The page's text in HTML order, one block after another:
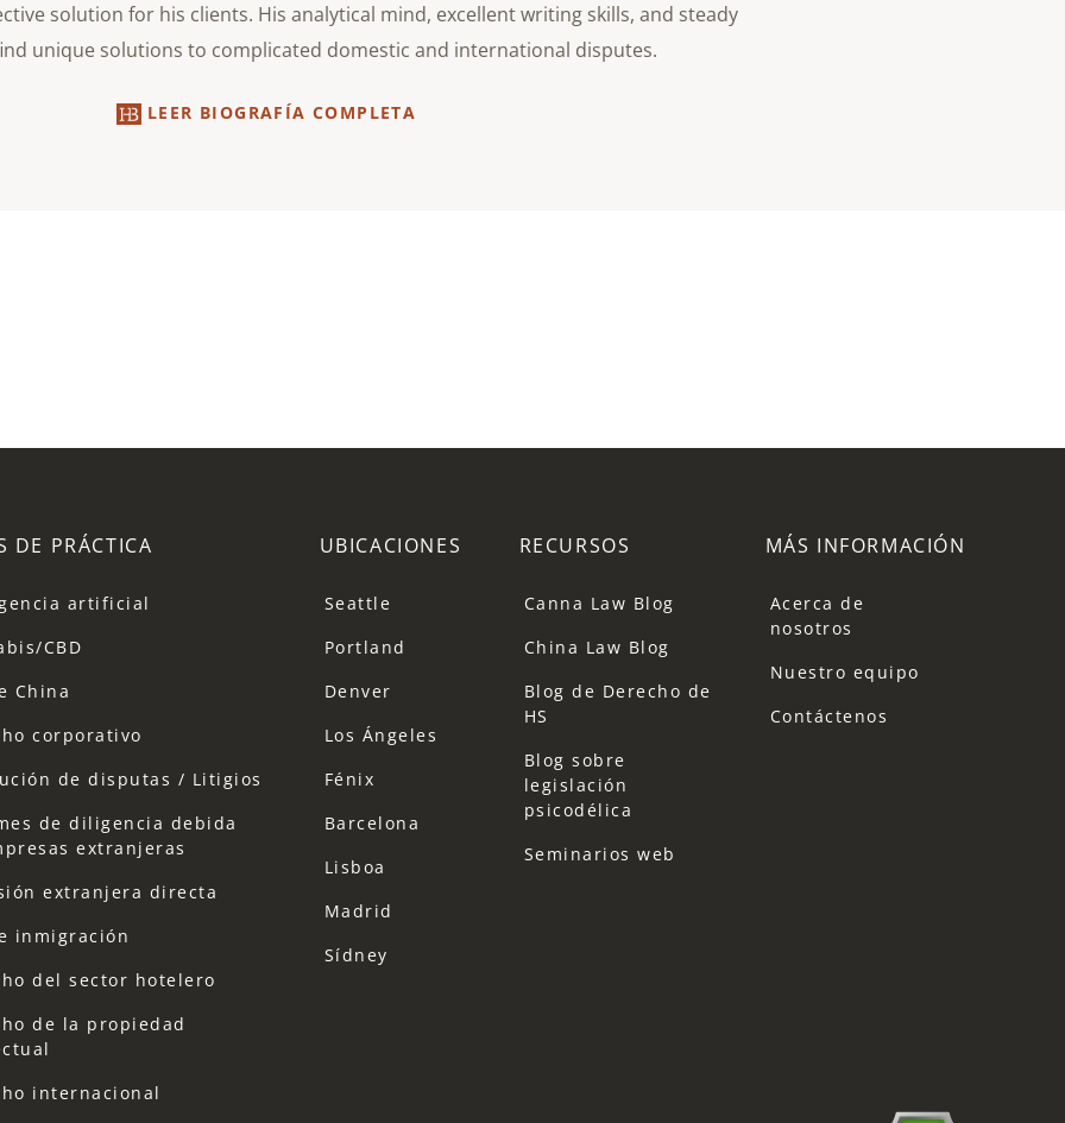
solution for his clients. His analytical mind, excellent writing skills, and steady
unique solutions to complicated domestic and international disputes.
LEER BIOGRAFÍA COMPLETA
DE PRÁCTICA
artificial
CBD
China
corporativo
de disputas / Litigios
de diligencia debida
extranjeras
extranjera directa
inmigración
del sector hotelero
de la propiedad
internacional
UBICACIONES
Seattle
Portland
Denver
Los Ángeles
Fénix
Barcelona
Lisboa
Madrid
Sídney
RECURSOS
Canna Law Blog
China Law Blog
Blog de Derecho de
HS
Blog sobre
legislación
psicodélica
Seminarios web
MÁS INFORMACIÓN
Acerca de
nosotros
Nuestro equipo
Contáctenos